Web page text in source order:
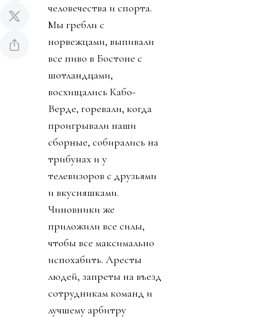
человечества и спорта.
Мы гребли с
норвежцами, выпивали
все пиво в Бостоне с
шотландцами,
восхищались Кабо-
Верде, горевали, когда
проигрывали наши
сборные, собирались на
трибунах и у
телевизоров с друзьями
и вкусняшками.
Чиновники же
приложили все силы,
чтобы все максимально
испохабить. Аресты
людей, запреты на въезд
сотрудникам команд и
лучшему арбитру